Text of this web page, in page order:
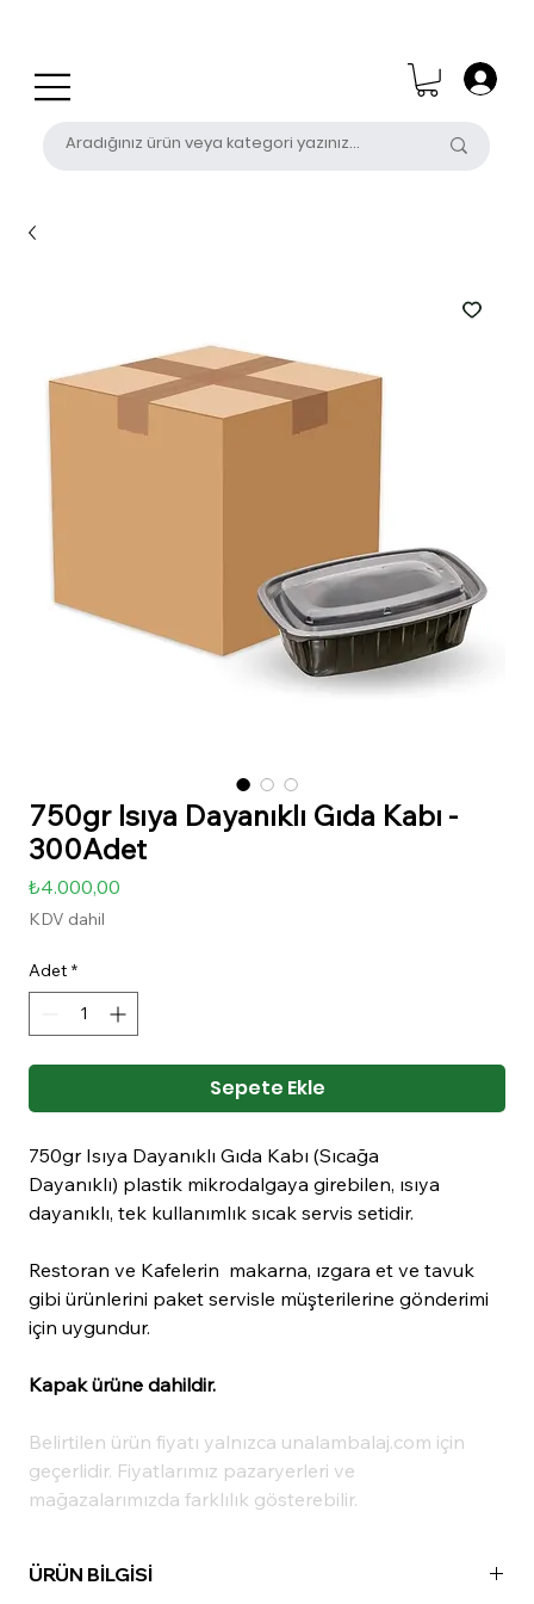
750gr Isıya Dayanıklı Gıda Kabı -
300Adet
₺4.000,00
KDV dahil
Adet *
Sepete Ekle
750gr Isıya Dayanıklı Gıda Kabı (Sıcağa
Dayanıklı) plastik mikrodalgaya girebilen, ısıya
dayanıklı, tek kullanımlık sıcak servis setidir.
Restoran ve Kafelerin makarna, ızgara et ve tavuk
gibi ürünlerini paket servisle müşterilerine gönderimi
için uygundur.
Kapak ürüne dahildir.
Belirtilen ürün fiyatı yalnızca unalambalaj.com için
geçerlidir. Fiyatlarımız pazaryerleri ve
mağazalarımızda farklılık gösterebilir.
ÜRÜN BİLGİSİ